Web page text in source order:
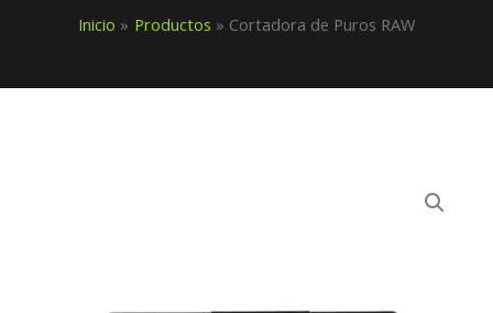
Inicio Productos Cortadora de Puros RAW